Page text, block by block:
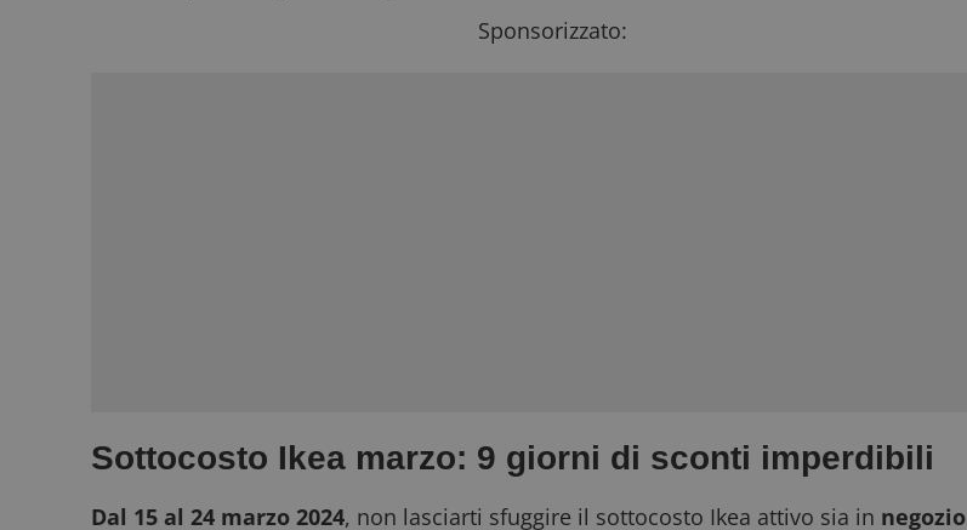
Sponsorizzato:
Sottocosto Ikea marzo: 9 giorni di sconti imperdibili
Dal 15 al 24 marzo 2024, non lasciarti sfuggire il sottocosto Ikea attivo sia in negozio